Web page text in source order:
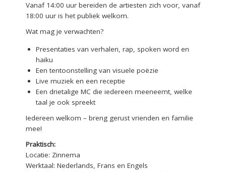
Vanaf 14:00 uur bereiden de artiesten zich voor, vanaf
18:00 uur is het publiek welkom.
Wat mag je verwachten?
Presentaties van verhalen, rap, spoken word en
haiku
Een tentoonstelling van visuele poëzie
Live muziek en een receptie
Een drietalige MC die iedereen meeneemt, welke
taal je ook spreekt
Iedereen welkom – breng gerust vrienden en familie
mee!
Praktisch:
Locatie: Zinnema
Werktaal: Nederlands, Frans en Engels